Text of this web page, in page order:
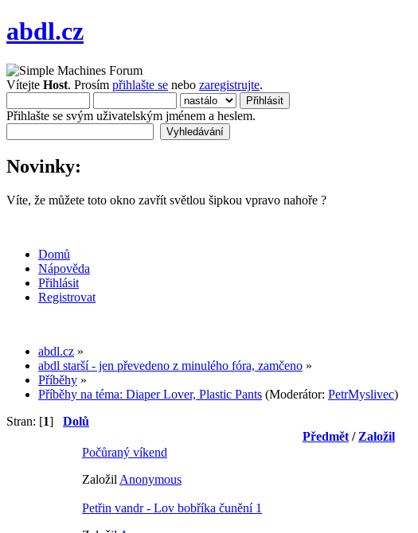
abdl.cz
Vítejte Host. Prosím přihlašte se nebo zaregistrujte.
Přihlašte se svým uživatelským jménem a heslem.
Novinky:
Víte, že můžete toto okno zavřít světlou šipkou vpravo nahoře ?
Domů
Nápověda
Přihlásit
Registrovat
abdl.cz »
abdl starší - jen převedeno z minulého fóra, zamčeno »
Příběhy »
Příběhy na téma: Diaper Lover, Plastic Pants (Moderátor: PetrMyslivec)
Stran: [1] Dolů
Předmět / Založil
Počůraný víkend
Založil Anonymous
Petřin vandr - Lov bobříka čunění 1